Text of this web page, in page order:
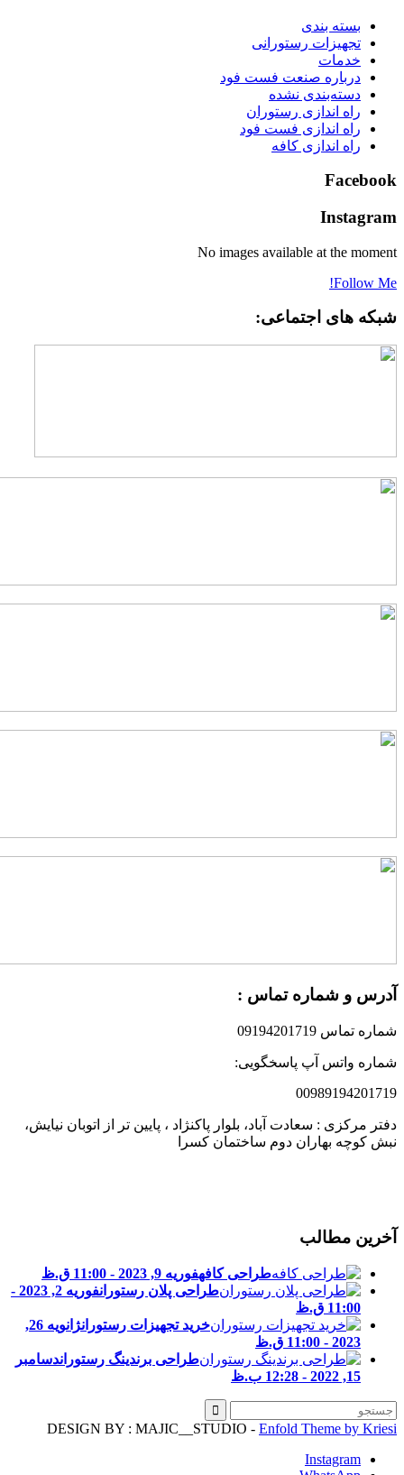
بسته بندی
تجهیزات رستورانی
خدمات
درباره صنعت فست فود
دسته‌بندی نشده
راه اندازی رستوران
راه اندازی فست فود
راه اندازی کافه
No images available at the
Follow
های اجتماعی:
و شماره تماس :
تماس 09194201719
واتس آپ پاسخگویی:
مرکزی : سعادت آباد، بلوار پاکنژاد ، پایین تر از اتوبان نیایش،
کوچه بهاران دوم ساختمان کسرا
مطالب
طراحی کافهفوریه 9, 2023 - 11:00 ق.ظ
طراحی پلان رستوران
فوریه 2, 2023 -
11:00 ق.ظ
خرید تجهیزات رستوران
ژانویه 26,
2023 - 11:00 ق.ظ
طراحی برندینگ رستوران دسامبر
15, 2022 - 12:28 ب.ظ
DESIGN BY : MAJIC__STUDIO -Enfold Theme by
Instagram